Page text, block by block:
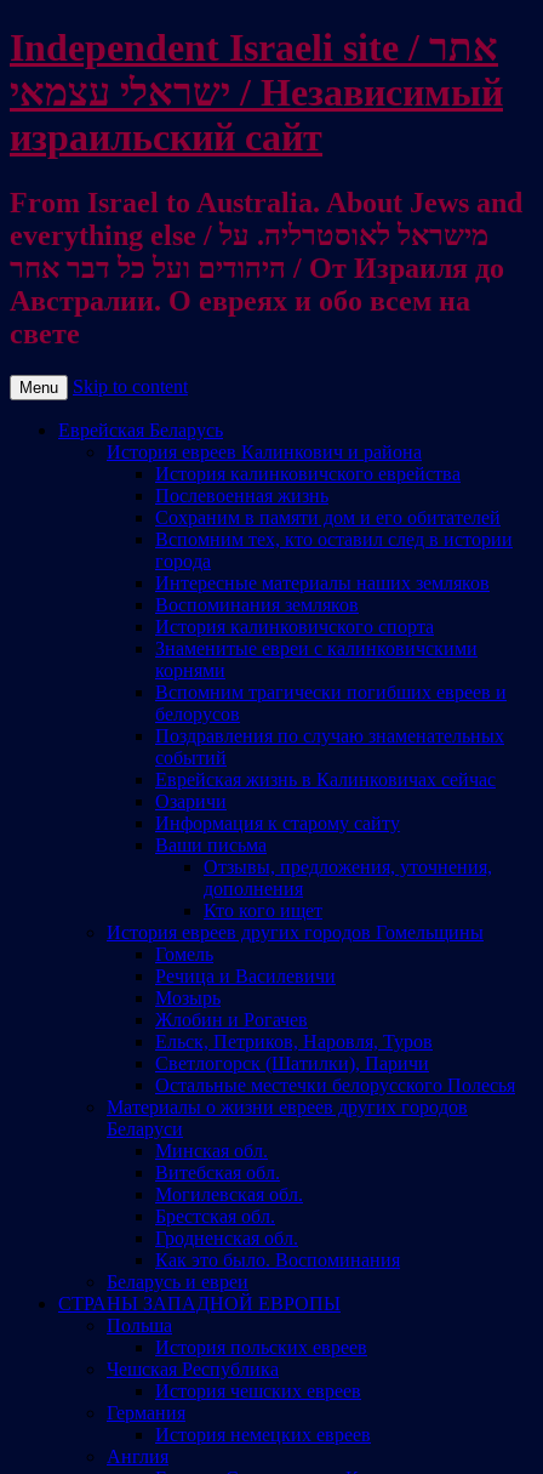
Independent Israeli site / אתר
ישראלי עצמאי / Независимый
израильский сайт
From Israel to Australia. About Jews and
everything else / מישראל לאוסטרליה. על
היהודים ועל כל דבר אחר / От Израиля до
Австралии. О евреях и обо всем на
свете
Menu Skip to content
Еврейская Беларусь
История евреев Калинкович и района
История калинковичского еврейства
Послевоенная жизнь
Сохраним в памяти дом и его обитателей
Вспомним тех, кто оставил след в истории
города
Интересные материалы наших земляков
Воспоминания земляков
История калинковичского спорта
Знаменитые евреи с калинковичскими
корнями
Вспомним трагически погибших евреев и
белорусов
Поздравления по случаю знаменательных
событий
Еврейская жизнь в Калинковичах сейчас
Озаричи
Информация к старому сайту
Ваши письма
Отзывы, предложения, уточнения,
дополнения
Кто кого ищет
История евреев других городов Гомельщины
Гомель
Речица и Василевичи
Мозырь
Жлобин и Рогачев
Ельск, Петриков, Наровля, Туров
Светлогорск (Шатилки), Паричи
Остальные местечки белорусского Полесья
Материалы о жизни евреев других городов
Беларуси
Минская обл.
Витебская обл.
Могилевская обл.
Брестская обл.
Гродненская обл.
Как это было. Воспоминания
Беларусь и евреи
СТРАНЫ ЗАПАДНОЙ ЕВРОПЫ
Польша
История польских евреев
Чешская Республика
История чешских евреев
Германия
История немецких евреев
Англия